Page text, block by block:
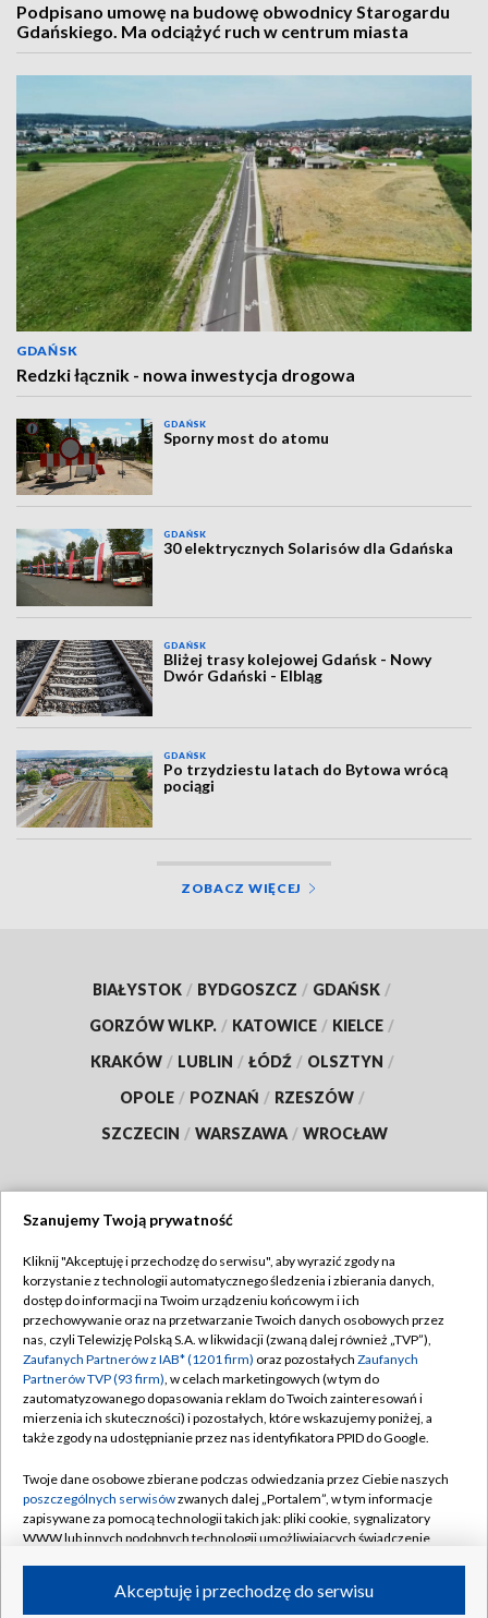
Podpisano umowę na budowę obwodnicy Starogardu
Gdańskiego. Ma odciążyć ruch w centrum miasta
GDAŃSK
Redzki łącznik - nowa inwestycja drogowa
GDAŃSK
Sporny most do atomu
GDAŃSK
30 elektrycznych Solarisów dla Gdańska
GDAŃSK
Bliżej trasy kolejowej Gdańsk - Nowy
Dwór Gdański - Elbląg
GDAŃSK
Po trzydziestu latach do Bytowa wrócą
pociągi
ZOBACZ WIĘCEJ
BIAŁYSTOK / BYDGOSZCZ / GDAŃSK /
GORZÓW WLKP. / KATOWICE / KIELCE /
KRAKÓW / LUBLIN / ŁÓDŹ / OLSZTYN /
OPOLE / POZNAŃ / RZESZÓW /
SZCZECIN / WARSZAWA / WROCŁAW
TVP
Abonament TVP
Emisja w TVP
Centrum informacji TVP
Naziemna Telewizja Cyfrowa
Rada Programowa
System NOS
Informacje o nadawcy
Program dla prasy
Regulamin TVP
Polityka prywatności
Moje zgody
Pomoc
Kontakt
Kanały
Szanujemy Twoją prywatność
Kliknij "Akceptuję i przechodzę do serwisu", aby wyrazić zgody na
korzystanie z technologii automatycznego śledzenia i zbierania danych,
dostęp do informacji na Twoim urządzeniu końcowym i ich
przechowywanie oraz na przetwarzanie Twoich danych osobowych przez
nas, czyli Telewizję Polską S.A. w likwidacji (zwaną dalej również „TVP”),
Zaufanych Partnerów z IAB* (1201 firm) oraz pozostałych Zaufanych
Partnerów TVP (93 firm), w celach marketingowych (w tym do
zautomatyzowanego dopasowania reklam do Twoich zainteresowań i
mierzenia ich skuteczności) i pozostałych, które wskazujemy poniżej, a
także zgody na udostępnianie przez nas identyfikatora PPID do Google.
Twoje dane osobowe zbierane podczas odwiedzania przez Ciebie naszych
poszczególnych serwisówzwanych dalej „Portalem”, w tym informacje
zapisywane za pomocą technologii takich jak: pliki cookie, sygnalizatory
WWW lub innych podobnych technologii umożliwiających świadczenie
ruchu w Internecie.Akceptuję i przechodzę do serwisu